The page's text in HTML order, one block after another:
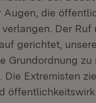
Augen, die
Der Ruf
gerichtet,
Grundordnung zu
Die Extremisten